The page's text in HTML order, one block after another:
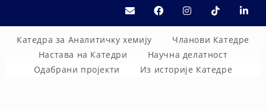
Катедра за Аналитичку хемију
Чланови Катедре
Настава на Катедри
Научна делатност
Одабрани пројекти
Из историје Катедре